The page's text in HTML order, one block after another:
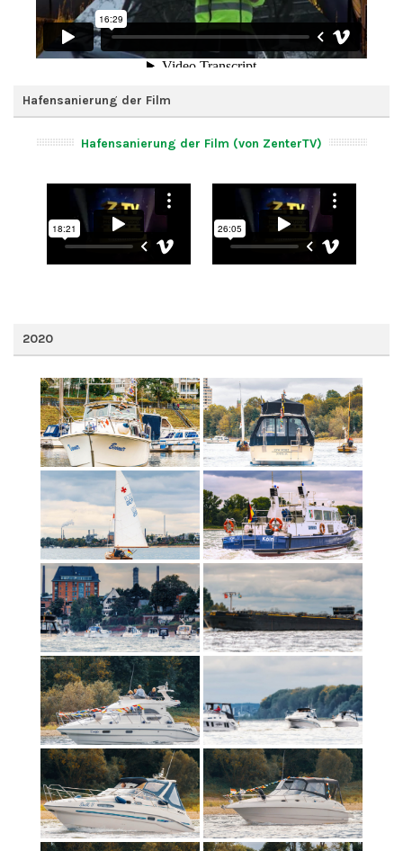
Hafensanierung der Film
Hafensanierung der Film (von ZenterTV)
2020